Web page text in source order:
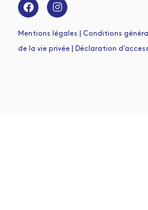
Mentions légales | Conditions
de la vie privée | Déclaration